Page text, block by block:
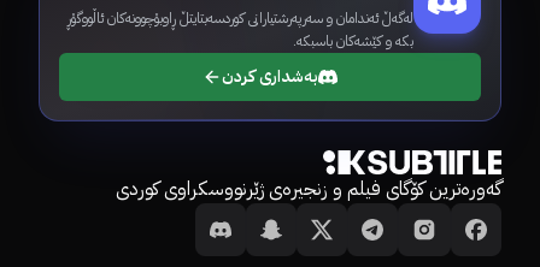
لەگەڵ ئەندامان و سەرپەرشتیارانی کوردسەبتایتڵ ڕاوبۆچوونەکان ئاڵووگۆڕ
بکە و کێشەکان باسبکە.
بەشداری کردن
گەورەترین کۆگای فیلم و زنجیرەی ژێرنووسکراوی کوردی